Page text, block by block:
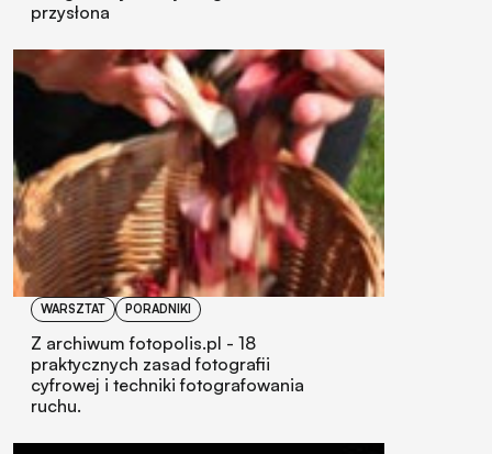
przysłona
WARSZTAT PORADNIKI
Z archiwum fotopolis.pl - 18
praktycznych zasad fotografii
cyfrowej i techniki fotografowania
ruchu.